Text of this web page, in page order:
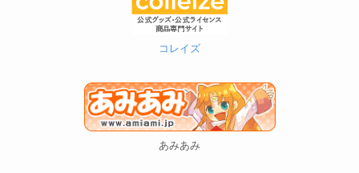
コレイズ
あみあみ